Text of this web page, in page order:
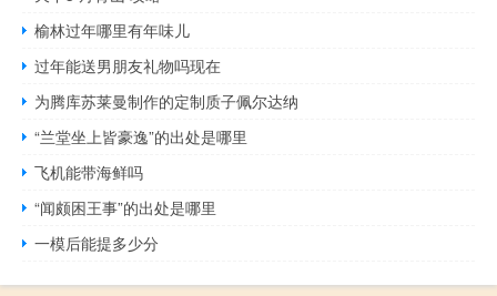
榆林过年哪里有年味儿
过年能送男朋友礼物吗现在
为腾库苏莱曼制作的定制质子佩尔达纳
“兰堂坐上皆豪逸”的出处是哪里
飞机能带海鲜吗
“闻颇困王事”的出处是哪里
一模后能提多少分